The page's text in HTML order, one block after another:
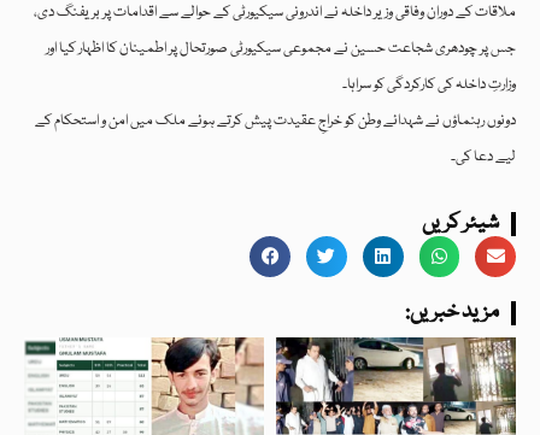
ملاقات کے دوران وفاقی وزیر داخلہ نے اندرونی سیکیورٹی کے حوالے سے اقدامات پر بریفنگ دی،
جس پر چودھری شجاعت حسین نے مجموعی سیکیورٹی صورتحال پر اطمینان کا اظہار کیا اور
وزارتِ داخلہ کی کارکردگی کو سراہا۔
دونوں رہنماؤں نے شہدائے وطن کو خراجِ عقیدت پیش کرتے ہوئے ملک میں امن و استحکام کے
لیے دعا کی۔
شیئر کریں
:مزید خبریں